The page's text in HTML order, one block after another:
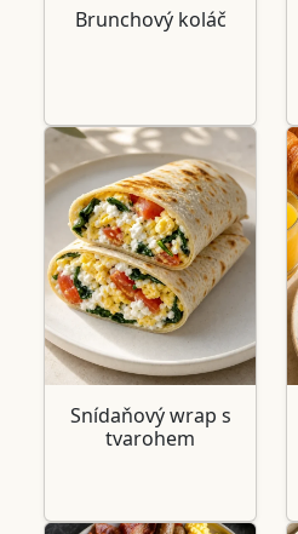
Brunchový koláč
Snídaňový wrap s
tvarohem